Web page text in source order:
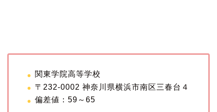
関東学院高等学校
〒232-0002 神奈川県横浜市南区三春台４
偏差値：59～65